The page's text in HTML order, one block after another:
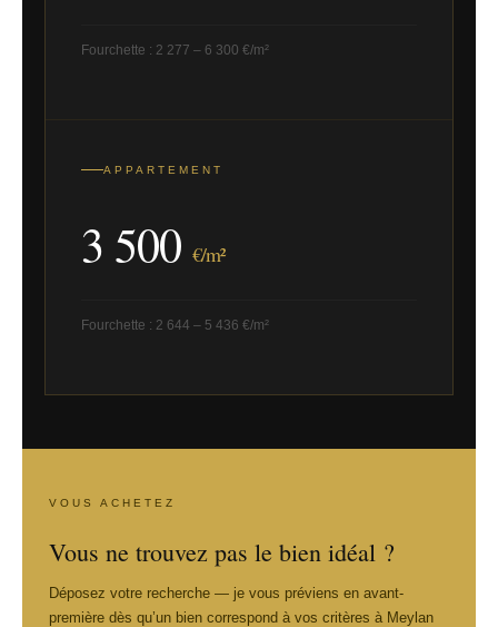
Fourchette : 2 277 – 6 300 €/m²
APPARTEMENT
3 500 €/m²
Fourchette : 2 644 – 5 436 €/m²
VOUS ACHETEZ
Vous ne trouvez pas le bien idéal ?
Déposez votre recherche — je vous préviens en avant-
première dès qu’un bien correspond à vos critères à Meylan